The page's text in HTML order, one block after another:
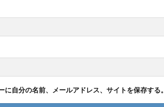
自分の名前、メールアドレス、サイトを保存する。